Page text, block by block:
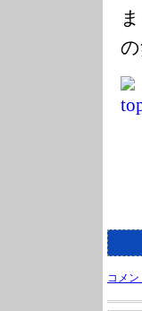
コメン